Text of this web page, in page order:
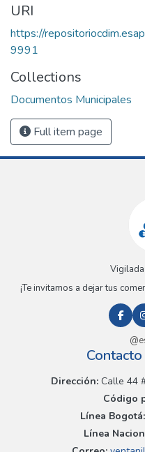
URI
https://
9991
Collections
Documentos Municipales
Full item page
Vigilada
¡Te invitamos a dejar tus
Dirección:Calle 44
Código
Línea Bogotá:
Línea